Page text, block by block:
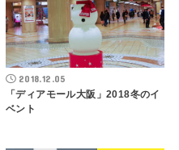
2018.12.05
「ディアモール大阪」2018冬のイ
ベント